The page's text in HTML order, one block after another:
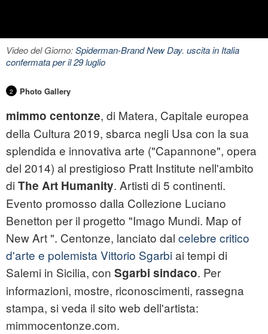
Video del Giorno:Spiderman-Brand New Day. uscita in Italia
confermata per il 29 luglio
2 Photo Gallery
mimmo centonze, di Matera, Capitale europea
della Cultura 2019, sbarca negli Usa con la sua
splendida e innovativa arte ("Capannone", opera
del 2014) al prestigioso Pratt Institute nell'ambito
di The Art Humanity. Artisti di 5 continenti.
Evento promosso dalla Collezione Luciano
Benetton per il progetto "Imago Mundi. Map of
New Art ". Centonze, lanciato dal celebre critico
d'arte e polemista Vittorio Sgarbiai tempi di
Salemi in Sicilia, con Sgarbi sindaco. Per
informazioni, mostre, riconoscimenti, rassegna
stampa, si veda il sito web dell'artista:
mimmocentonze.com.